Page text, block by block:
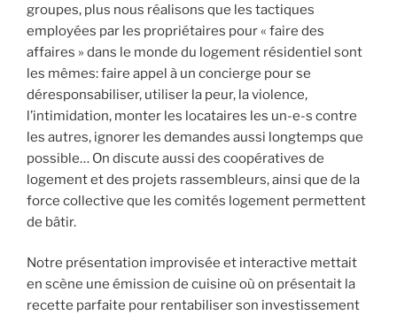
groupes, plus nous réalisons que les tactiques
employées par les propriétaires pour « faire des
affaires » dans le monde du logement résidentiel sont
les mêmes: faire appel à un concierge pour se
déresponsabiliser, utiliser la peur, la violence,
l’intimidation, monter les locataires les un-e-s contre
les autres, ignorer les demandes aussi longtemps que
possible… On discute aussi des coopératives de
logement et des projets rassembleurs, ainsi que de la
force collective que les comités logement permettent
de bâtir.
Notre présentation improvisée et interactive mettait
en scène une émission de cuisine où on présentait la
recette parfaite pour rentabiliser son investissement